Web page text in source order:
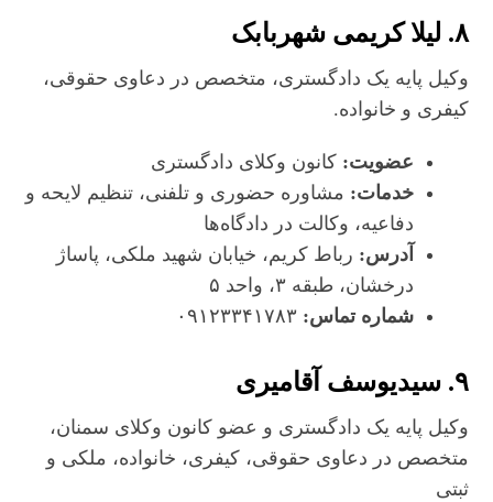
۸. لیلا کریمی شهربابک
وکیل پایه یک دادگستری، متخصص در دعاوی حقوقی،
کیفری و خانواده.
عضویت: کانون وکلای دادگستری
خدمات: مشاوره حضوری و تلفنی، تنظیم لایحه و
دفاعیه، وکالت در دادگاه‌ها
آدرس: رباط کریم، خیابان شهید ملکی، پاساژ
درخشان، طبقه ۳، واحد ۵
شماره تماس: ۰۹۱۲۳۳۴۱۷۸۳
۹. سیدیوسف آقامیری
وکیل پایه یک دادگستری و عضو کانون وکلای سمنان،
متخصص در دعاوی حقوقی، کیفری، خانواده، ملکی و
ثبتی